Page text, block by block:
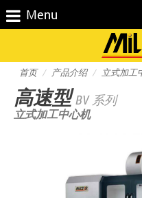
Menu
首页 产品介绍 立式加工
高速型BV 系列
立式加工中心机